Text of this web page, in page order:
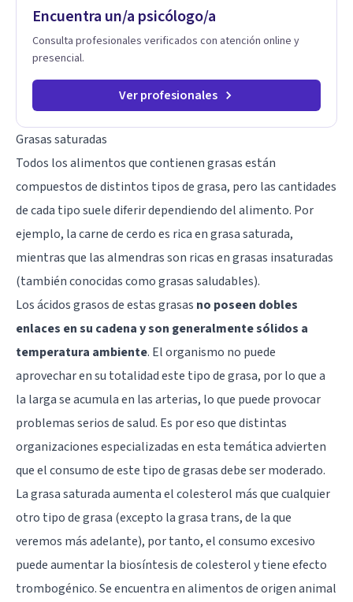
fortalecer sus recursos personales, desarrollar nuevas
resiliencia y bienestar. Creo profundamente en la
autoconciencia como un camino fundamental para la
transformación personal y para construir una vida más
auténtica y significativa.
Encuentra un/a psicólogo/a
Consulta profesionales verificados con atención online y
presencial.
Ver profesionales
Grasas saturadas
Todos los alimentos que contienen grasas están
compuestos de distintos tipos de grasa, pero las cantidades
de cada tipo suele diferir dependiendo del alimento. Por
ejemplo, la carne de cerdo es rica en grasa saturada,
mientras que las almendras son ricas en grasas insaturadas
(también conocidas como grasas saludables).
Los ácidos grasos de estas grasas no poseen dobles
enlaces en su cadena y son generalmente sólidos a
temperatura ambiente. El organismo no puede
aprovechar en su totalidad este tipo de grasa, por lo que a
la larga se acumula en las arterias, lo que puede provocar
problemas serios de salud. Es por eso que distintas
organizaciones especializadas en esta temática advierten
que el consumo de este tipo de grasas debe ser moderado.
La grasa saturada aumenta el colesterol más que cualquier
otro tipo de grasa (excepto la grasa trans, de la que
veremos más adelante), por tanto, el consumo excesivo
puede aumentar la biosíntesis de colesterol y tiene efecto
trombogénico. Se encuentra en alimentos de origen animal